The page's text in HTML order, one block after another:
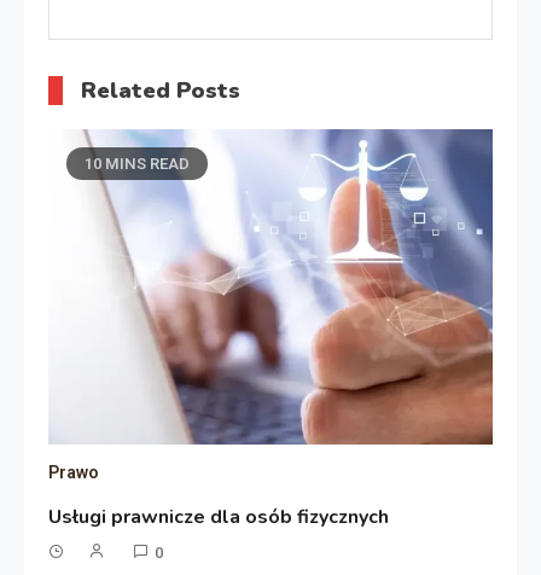
Related Posts
10 MINS READ
Prawo
Usługi prawnicze dla osób fizycznych
0